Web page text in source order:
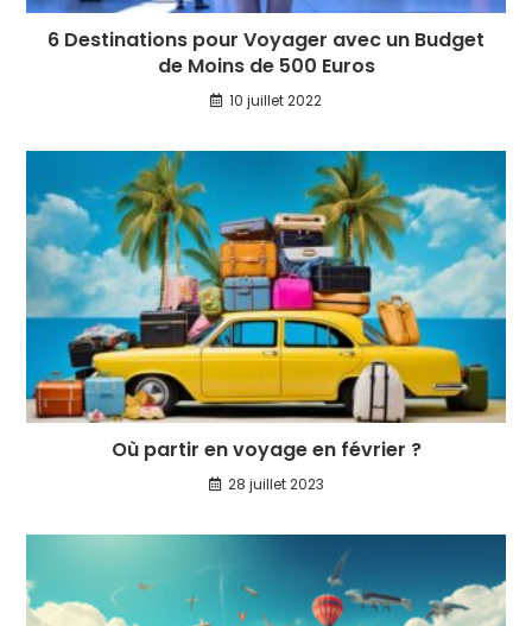
6 Destinations pour Voyager avec un Budget
de Moins de 500 Euros
10 juillet 2022
Où partir en voyage en février ?
28 juillet 2023